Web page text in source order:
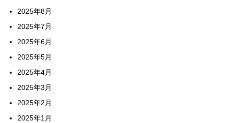
2025年8月
2025年7月
2025年6月
2025年5月
2025年4月
2025年3月
2025年2月
2025年1月